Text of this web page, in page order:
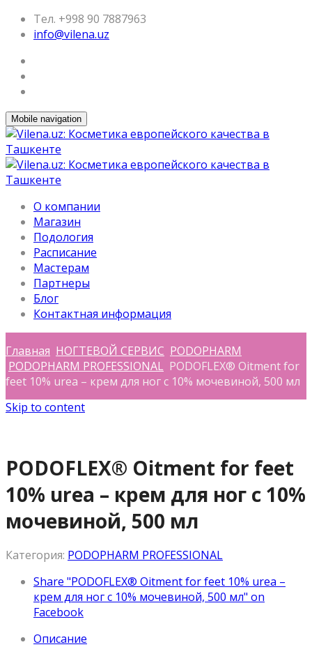
Тел. +998 90 7887963
info@vilena.uz
Mobile navigation
О компании
Магазин
Подология
Расписание
Мастерам
Партнеры
Блог
Контактная информация
Главная НОГТЕВОЙ СЕРВИС PODOPHARM
PODOPHARM PROFESSIONAL PODOFLEX® Oitment for
feet 10% urea – крем для ног с 10% мочевиной, 500 мл
Skip to content
PODOFLEX® Oitment for feet
10% urea – крем для ног с 10%
мочевиной, 500 мл
Категория: PODOPHARM PROFESSIONAL
Share "PODOFLEX® Oitment for feet 10% urea –
крем для ног с 10% мочевиной, 500 мл" on
Facebook
Описание